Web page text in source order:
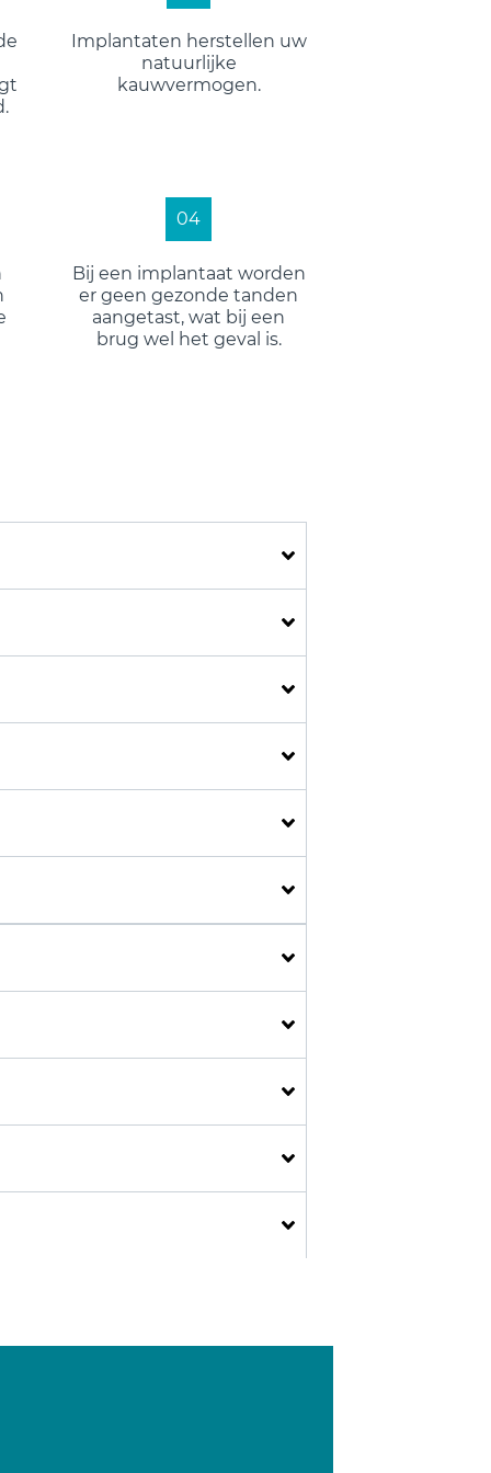
Implantaten herstellen uw
natuurlijke
kauwvermogen.
04
Bij een implantaat worden
er geen gezonde tanden
aangetast, wat bij een
brug wel het geval is.